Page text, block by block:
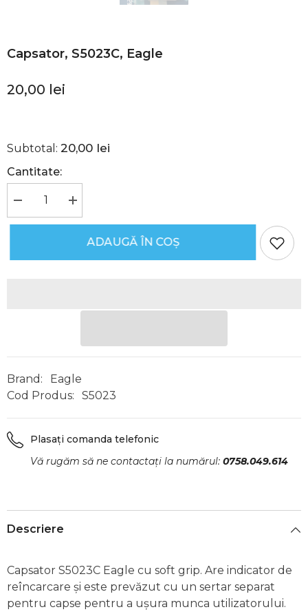
Capsator, S5023C, Eagle
20,00 lei
Subtotal: 20,00 lei
Cantitate:
Reduceți
cantitatea
pentru
Creșteți
cantitatea
pentru
Capsator,
S5023C,
ADAUGĂ ÎN COȘ
Brand:
Eagle
Cod Produs:
S5023
Plasați comanda telefonic
Vă rugăm să ne contactați la numărul: 0758.049.614
Descriere
Capsator S5023C Eagle cu soft grip. Are indicator de
reîncarcare și este prevăzut cu un sertar separat
pentru capse pentru a ușura munca utilizatorului.